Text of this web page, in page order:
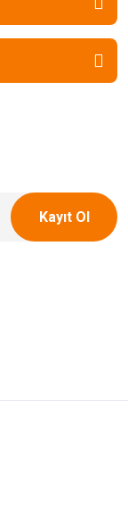
Kayıt Ol